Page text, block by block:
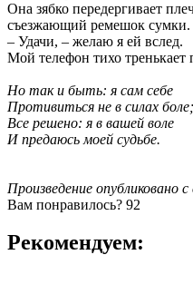
Она зябко передергивает
съезжающий ремешок сумки.
– Удачи, – желаю я ей вслед.
Мой телефон тихо
Но так и быть: я сам себе
Противиться не в силах боле;
Все решено: я в вашей воле
И предаюсь моей судьбе.
Произведение опубликовано
Вам понравилось? 92
Рекомендуем: